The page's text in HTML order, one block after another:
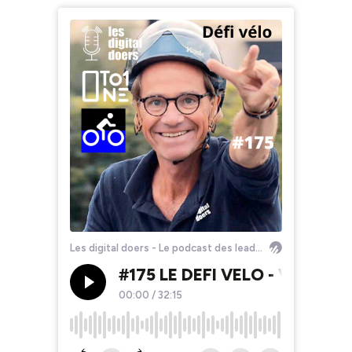
Les digital doers - Le podcast des leaders du retail et du e-commerce
#175 LE DEFI VELO - Votre
00:00 / 32:15